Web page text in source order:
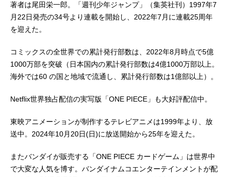
著者は尾田栄一郎。「週刊少年ジャンプ」（集英社刊）1997年7
月22日発売の34号より連載を開始し、2022年7月に連載25周年
を迎えた。
コミックスの全世界での累計発行部数は、2022年8月時点で5億
1000万部を突破（日本国内の累計発行部数は4億1000万部以上。
海外では60 の国と地域で流通し、累計発行部数は1億部以上）。
Netflix世界独占配信の実写版「ONE PIECE」も大好評配信中。
東映アニメーションが制作するテレビアニメは1999年より、放
送中。2024年10月20日(日)に放送開始から25年を迎えた。
またバンダイが販売する「ONE PIECE カードゲーム」は世界中
で大変な人気を博す。バンダイナムコエンターテインメントが配